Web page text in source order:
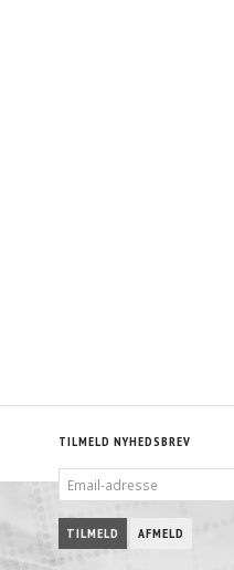
TILMELD NYHEDSBREV
ADRESSE
TILMELD AFMELD